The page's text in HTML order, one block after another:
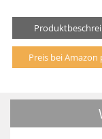
Preis bei Amazon